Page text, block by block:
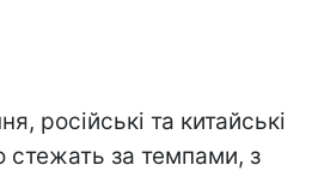
російські та китайські
стежать за темпами, з